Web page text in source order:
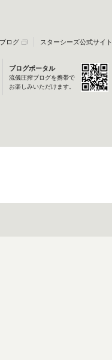
ログ スターシーズ公式サイト
ブログポータル
流儀圧搾ブログを携帯で
お楽しみいただけます。